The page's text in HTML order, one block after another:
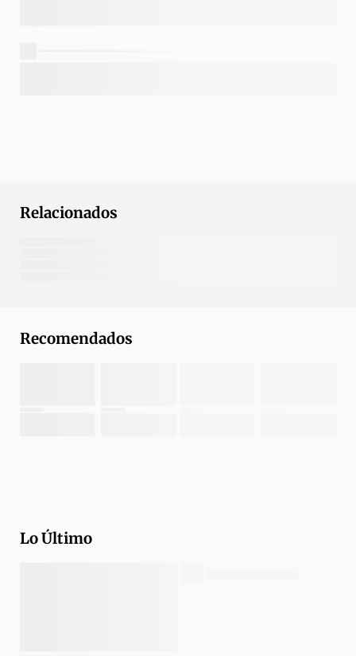
Relacionados
Recomendados
Lo Último